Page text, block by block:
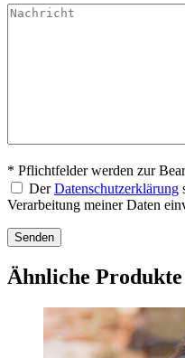
* Pflichtfelder werden zur
DerDatenschutzerklärung
Verarbeitung meiner Daten
Ähnliche Produkte